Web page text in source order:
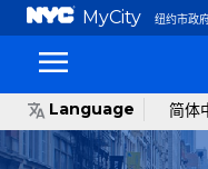
MyCity 纽约市政
Language 简体